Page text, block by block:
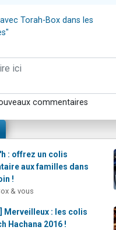
Torah-Box dans les
commentaires
: offrez un colis
aux familles dans
!
& vous
Merveilleux : les colis
Hachana 2016 !